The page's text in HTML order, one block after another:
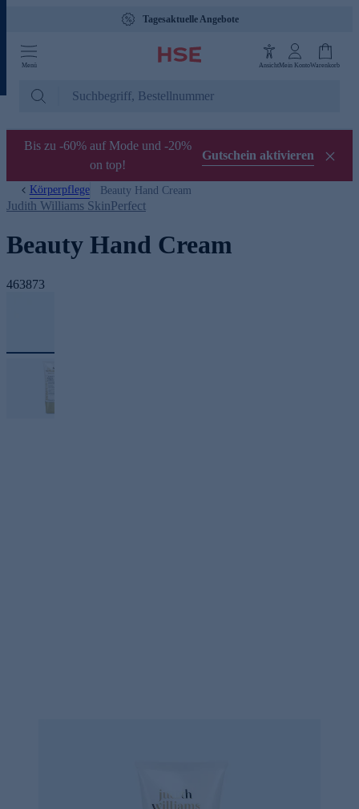
Tagesaktuelle Angebote
Menü AnsichtMein KontoWarenkorb
Bis zu -60% auf Mode und -20%
on top!
Gutschein aktivieren
Körperpflege Beauty Hand Cream
Judith Williams SkinPerfect
Beauty Hand Cream
463873